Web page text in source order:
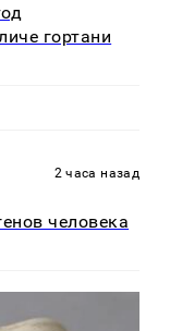
гортани
2 часа назад
человека